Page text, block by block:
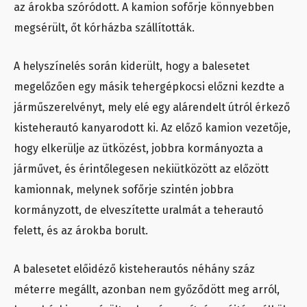
az árokba szóródott. A kamion sofőrje könnyebben
megsérült, őt kórházba szállították.
A helyszínelés során kiderült, hogy a balesetet
megelőzően egy másik tehergépkocsi előzni kezdte a
járműszerelvényt, mely elé egy alárendelt útról érkező
kisteherautó kanyarodott ki. Az előző kamion vezetője,
hogy elkerülje az ütközést, jobbra kormányozta a
járművet, és érintőlegesen nekiütközött az előzött
kamionnak, melynek sofőrje szintén jobbra
kormányzott, de elveszítette uralmát a teherautó
felett, és az árokba borult.
A balesetet előidéző kisteherautós néhány száz
méterre megállt, azonban nem győződött meg arról,